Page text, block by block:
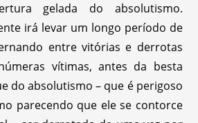
gelada do absolutismo.
irá levar um longo período de
entre vitórias e derrotas
vítimas, antes da besta
do absolutismo – que é perigoso
parecendo que ele se contorce